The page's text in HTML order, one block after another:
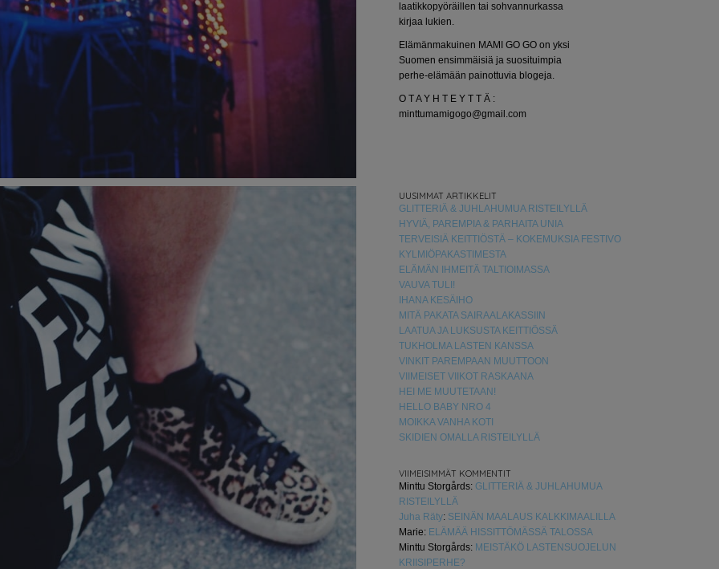
laatikkopyöräillen tai sohvannurkassa
kirjaa lukien.
Elämänmakuinen MAMI GO GO on yksi
Suomen ensimmäisiä ja suosituimpia
perhe-elämään painottuvia blogeja.
O T A Y H T E Y T T Ä :
minttumamigogo@gmail.com
UUSIMMAT ARTIKKELIT
GLITTERIÄ & JUHLAHUMUA RISTEILYLLÄ
HYVIÄ, PAREMPIA & PARHAITA UNIA
TERVEISIÄ KEITTIÖSTÄ – KOKEMUKSIA FESTIVO
KYLMIÖPAKASTIMESTA
ELÄMÄN IHMEITÄ TALTIOIMASSA
VAUVA TULI!
IHANA KESÄIHO
MITÄ PAKATA SAIRAALAKASSIIN
LAATUA JA LUKSUSTA KEITTIÖSSÄ
TUKHOLMA LASTEN KANSSA
VINKIT PAREMPAAN MUUTTOON
VIIMEISET VIIKOT RASKAANA
HEI ME MUUTETAAN!
HELLO BABY NRO 4
MOIKKA VANHA KOTI
SKIDIEN OMALLA RISTEILYLLÄ
VIIMEISIMMÄT KOMMENTIT
Minttu Storgårds: GLITTERIÄ & JUHLAHUMUA
RISTEILYLLÄ
Juha Räty: SEINÄN MAALAUS KALKKIMAALILLA
Marie: ELÄMÄÄ HISSITTÖMÄSSÄ TALOSSA
Minttu Storgårds: MEISTÄKÖ LASTENSUOJELUN
KRIISIPERHE?